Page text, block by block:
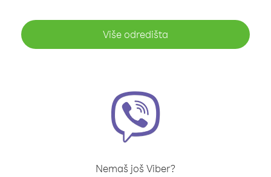
Više odredišta
Nemaš još Viber?